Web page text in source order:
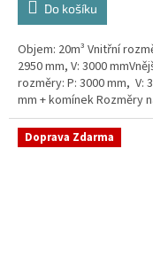
Do košíku
Objem: 20m³ Vnitřní
2950 mm, V: 3000
rozměry: P: 3000 mm, V:
mm + komínek Rozměry
možno jakkoliv upravit -
vyrobíme nádrž na
Doprava Zdarma